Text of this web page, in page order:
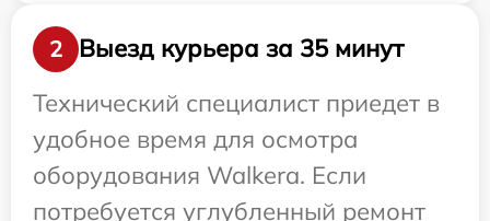
2
Выезд курьера за 35 минут
Технический специалист приедет в
удобное время для осмотра
оборудования Walkera. Если
потребуется углубленный ремонт